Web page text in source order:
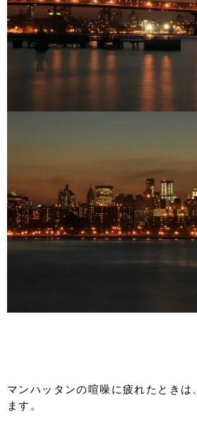
マンハッタンの喧噪に疲れたときは
ます。